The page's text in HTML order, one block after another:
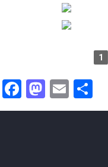
1
Facebook
Email